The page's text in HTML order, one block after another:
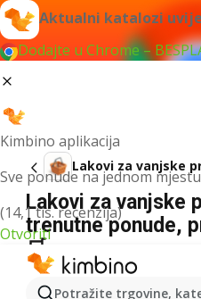
Aktualni katalozi
Dodajte u Chrome –
Kimbino aplikacija
Sve ponude na jednom mjestu
(14,1 tis. recenzija)
Otvoriti
Potražite trgovine,
Lakovi za vanjske
Lakovi za vanjske
trenutne ponude,
🛒
Nismo pronašli rezultate